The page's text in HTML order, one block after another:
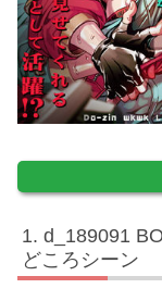
d_189091
どころシーン